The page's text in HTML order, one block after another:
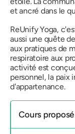
et ancré dans le
ReUnify Yoga,
aussi une quête
aux pratiques de
respiratoire aux
activité est
personnel, la paix
d'appartenance.
Cours proposé